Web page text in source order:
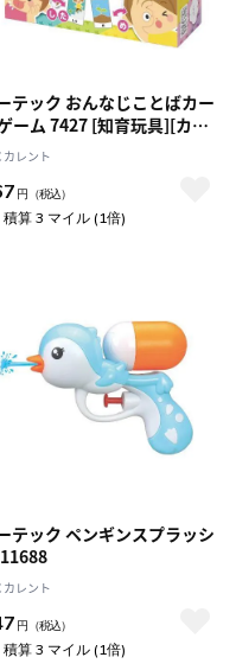
テック おんなじことばカー
ーム 7427 [知育玩具][カー
ーム][カードゲーム][カー
ゲーム][室内][読み方][意味]
語][知育]
カレント
円 （税込）
積算 3 マイル (1倍)
テック ペンギンスプラッシ
カレント
円 （税込）
積算 3 マイル (1倍)